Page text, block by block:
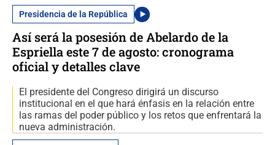
Presidencia de la República
Así será la posesión de Abelardo de la
Espriella este 7 de agosto: cronograma
oficial y detalles clave
El presidente del Congreso dirigirá un discurso
institucional en el que hará énfasis en la relación entre
las ramas del poder público y los retos que enfrentará la
nueva administración.